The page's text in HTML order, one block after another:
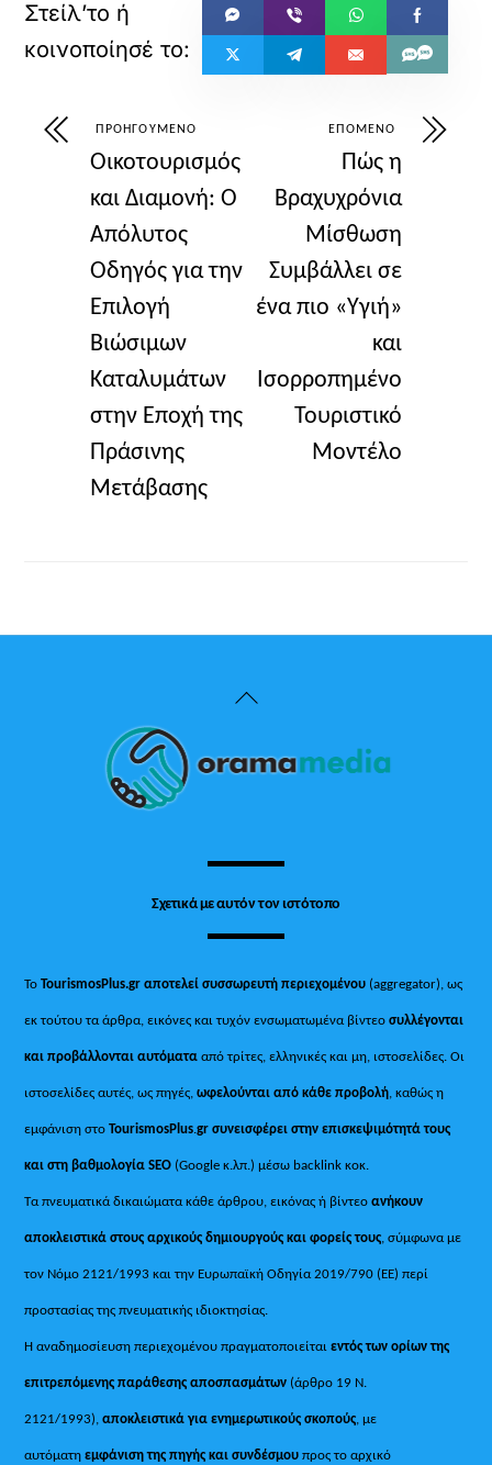
ΠΡΟΗΓΟΎΜΕΝΟ
Οικοτουρισμός
και Διαμονή: Ο
Απόλυτος
Οδηγός για την
Επιλογή
Βιώσιμων
Καταλυμάτων
στην Εποχή της
Πράσινης
Μετάβασης
ΕΠΌΜΕΝΟ
Πώς η
Βραχυχρόνια
Μίσθωση
Συμβάλλει σε
ένα πιο «Υγιή»
και
Ισορροπημένο
Τουριστικό
Μοντέλο
Back
Top
Σχετικά με αυτόν τον ιστότοπο
ΤοTourismosPlus.gr αποτελεί συσσωρευτή περιεχομένου (aggregator), ως
εκ τούτου τα άρθρα, εικόνες και τυχόν ενσωματωμένα βίντεοσυλλέγονται
και προβάλλονται αυτόματααπό τρίτες, ελληνικές και μη, ιστοσελίδες. Οι
ιστοσελίδες αυτές, ως πηγές,ωφελούνται από κάθε προβολή, καθώς η
εμφάνιση στοTourismosPlus.gr συνεισφέρει στην επισκεψιμότητά τους
και στη βαθμολογία SEO (Google κ.λπ.) μέσω backlink κοκ.
Τα πνευματικά δικαιώματα κάθε άρθρου, εικόνας ή βίντεοανήκουν
αποκλειστικά στους αρχικούς δημιουργούς και φορείς τους, σύμφωνα με
τον Νόμο 2121/1993 και την Ευρωπαϊκή Οδηγία 2019/790 (ΕΕ) περί
προστασίας της πνευματικής ιδιοκτησίας.
Η αναδημοσίευση περιεχομένου πραγματοποιείταιεντός των ορίων της
επιτρεπόμενης παράθεσης αποσπασμάτων (άρθρο 19 Ν.
2121/1993), αποκλειστικά για ενημερωτικούς σκοπούς, με
αυτόματηεμφάνιση της πηγής και συνδέσμου προς το αρχικό